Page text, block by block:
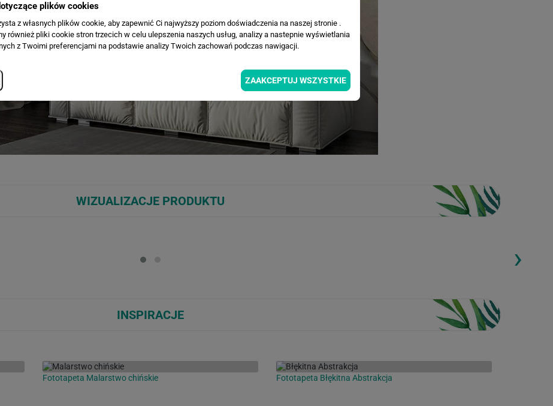
WIZUALIZACJE PRODUKTU
Loading...
›
INSPIRACJE
Fototapeta Malarstwo chińskie Fototapeta Błękitna Abstrakcja
plików cookies
z własnych plików cookie, aby zapewnić Ci najwyższy poziom doświadczenia na naszej stronie .
również pliki cookie stron trzecich w celu ulepszenia naszych usług, analizy a nastepnie wyświetlania
z Twoimi preferencjami na podstawie analizy Twoich zachowań podczas nawigacji.
ZAAKCEPTUJ WSZYSTKIE